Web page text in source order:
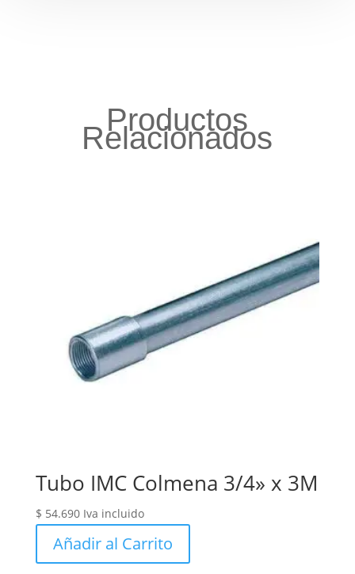
Productos
Relacionados
Tubo IMC Colmena 3/4» x 3M
$ 54.690 Iva incluido
Añadir al Carrito